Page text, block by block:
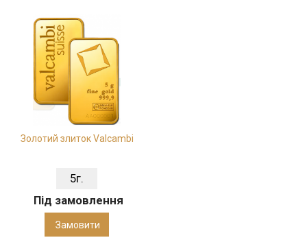
Золотий злиток Valcambi
5г.
Під замовлення
Замовити